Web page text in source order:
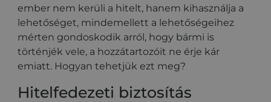
ember nem kerüli a hitelt, hanem kihasználja a
lehetőséget, mindemellett a lehetőségeihez
mérten gondoskodik arról, hogy bármi is
történjék vele, a hozzátartozóit ne érje kár
emiatt. Hogyan tehetjük ezt meg?
Hitelfedezeti biztosítás